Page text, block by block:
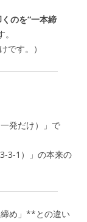
くのを“一本締
です。）
発だけ）」で
3-1）」の本来の
め」**との違い